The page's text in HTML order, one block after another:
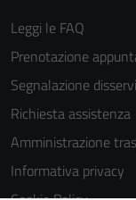
Leggi le FAQ
Prenotazione
Segnalazione
Richiesta assistenza
Amministrazione
Informativa privacy